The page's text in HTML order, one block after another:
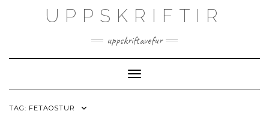
UPPSKRIFTIR
uppskriftavefur
Toggle Navigation
TAG: FETAOSTUR